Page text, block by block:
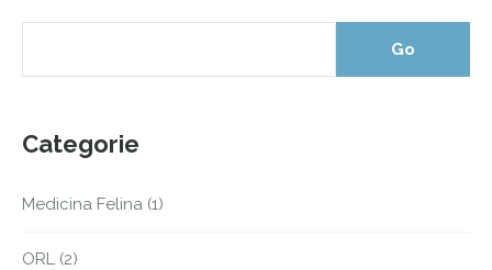
Categorie
Medicina Felina (1)
ORL (2)